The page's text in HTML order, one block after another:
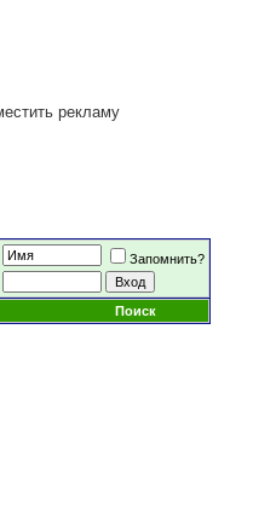
Запомнить?
Поиск